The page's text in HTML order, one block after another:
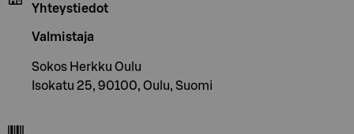
Yhteystiedot
Valmistaja
Sokos Herkku Oulu
Isokatu 25, 90100, Oulu, Suomi